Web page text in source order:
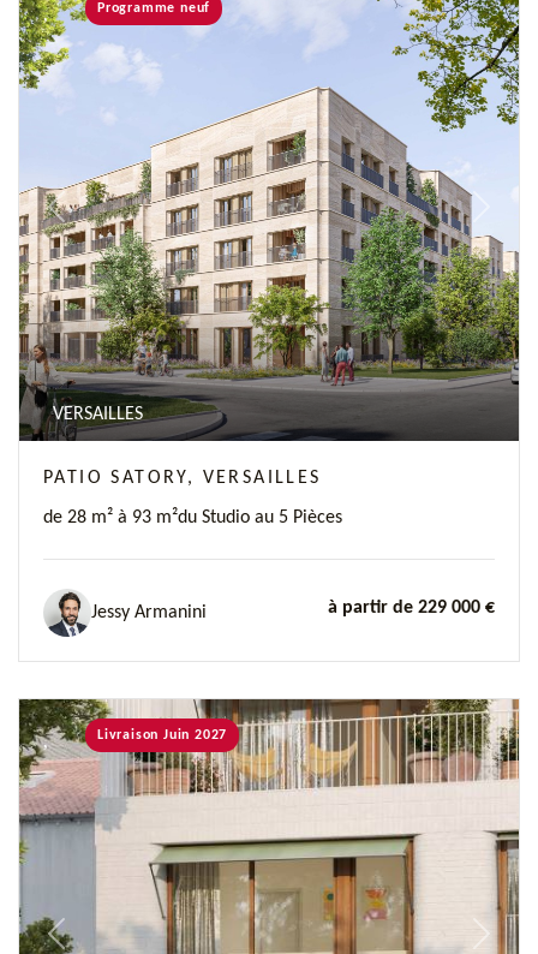
Previous
Programme neuf
VERSAILLES
PATIO SATORY, VERSAILLES
de 28 m² à 93 m²du Studio au 5 Pièces
Jessy Armanini à partir de 229 000 €
Previous Next
Livraison Juin 2027